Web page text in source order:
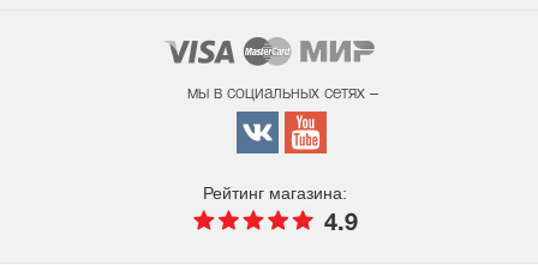
мы в социальных сетях –
Рейтинг магазина:
4.9